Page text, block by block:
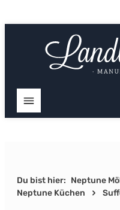
Du bist hier: Neptune
Neptune Küchen